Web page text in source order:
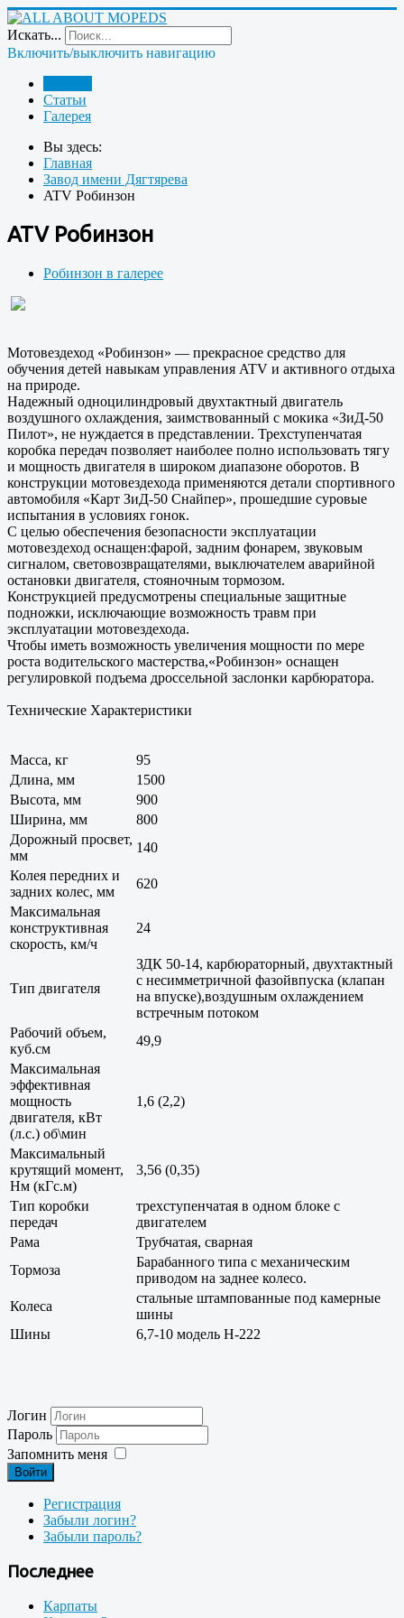
Искать...
Включить/выключить навигацию
Статьи
Галерея
Вы здесь:
Главная
Завод имени Дягтярева
ATV Робинзон
ATV Робинзон
Робинзон в галерее
Мотовездеход «Робинзон» — прекрасное средство для
обучения детей навыкам управления ATV и активного отдыха
на природе.
Надежный одноцилиндровый двухтактный двигатель
воздушного охлаждения, заимствованный с мокика «ЗиД-50
Пилот», не нуждается в представлении. Трехступенчатая
коробка передач позволяет наиболее полно использовать тягу
и мощность двигателя в широком диапазоне оборотов. В
конструкции мотовездехода применяются детали спортивного
автомобиля «Карт ЗиД-50 Снайпер», прошедшие суровые
испытания в условиях гонок.
С целью обеспечения безопасности эксплуатации
мотовездеход оснащен:фарой, задним фонарем, звуковым
сигналом, световозвращателями, выключателем аварийной
остановки двигателя, стояночным тормозом.
Конструкцией предусмотрены специальные защитные
подножки, исключающие возможность травм при
эксплуатации мотовездехода.
Чтобы иметь возможность увеличения мощности по мере
роста водительского мастерства,«Робинзон» оснащен
регулировкой подъема дроссельной заслонки карбюратора.
Технические Характеристики
Масса, кг
95
Длина, мм
1500
Высота, мм
900
Ширина, мм
800
Дорожный просвет,
мм
140
Колея передних и
задних колес, мм
620
Максимальная
конструктивная
скорость, км/ч
24
Тип двигателя
ЗДК 50-14, карбюраторный, двухтактный
с несимметричной фазойвпуска (клапан
на впуске),воздушным охлаждением
встречным потоком
Рабочий объем,
куб.см
49,9
Максимальная
эффективная
мощность
двигателя, кВт
(л.с.) об\мин
1,6 (2,2)
Максимальный
крутящий момент,
Нм (кГс.м)
3,56 (0,35)
Тип коробки
передач
трехступенчатая в одном блоке с
двигателем
Рама
Трубчатая, сварная
Тормоза
Барабанного типа с механическим
приводом на заднее колесо.
Колеса
стальные штампованные под камерные
шины
Шины
6,7-10 модель Н-222
Логин
Пароль
Запомнить меня
Войти
Регистрация
Забыли логин?
Забыли пароль?
Последнее
Карпаты